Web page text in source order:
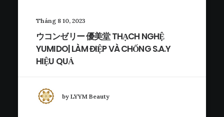
Tháng 8 10, 2023
ウコンゼリー 優美堂 THẠCH NGHỆ
YUMIDO| LÀM ĐIỆP VÀ CHỐNG S.A.Y
HIỆU QUẢ
by LYYM Beauty